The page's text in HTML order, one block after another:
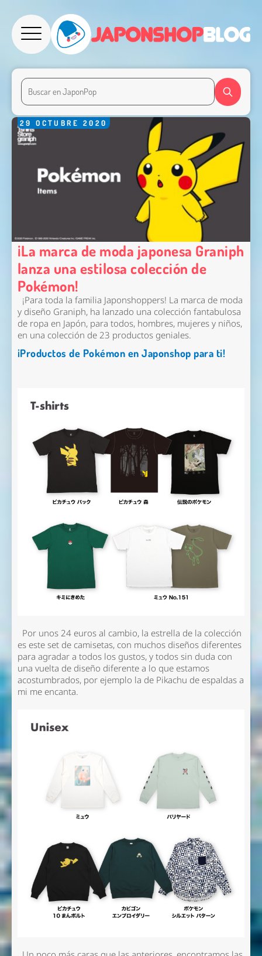
29 OCTUBRE 2020
¡La marca de moda japonesa Graniph
lanza una estilosa colección de
Pokémon!
¡Para toda la familia Japonshoppers! La marca de moda
y diseño Graniph, ha lanzado una colección fantabulosa
de ropa en Japón, para todos, hombres, mujeres y niños,
en una colección de 23 productos geniales.
¡Productos de Pokémon en Japonshop para ti!
Por unos 24 euros al cambio, la estrella de la colección
es este set de camisetas, con muchos diseños diferentes
para agradar a todos los gustos, y todos sin duda con
una vuelta de diseño diferente a lo que estamos
acostumbrados, por ejemplo la de Pikachu de espaldas a
mi me encanta.